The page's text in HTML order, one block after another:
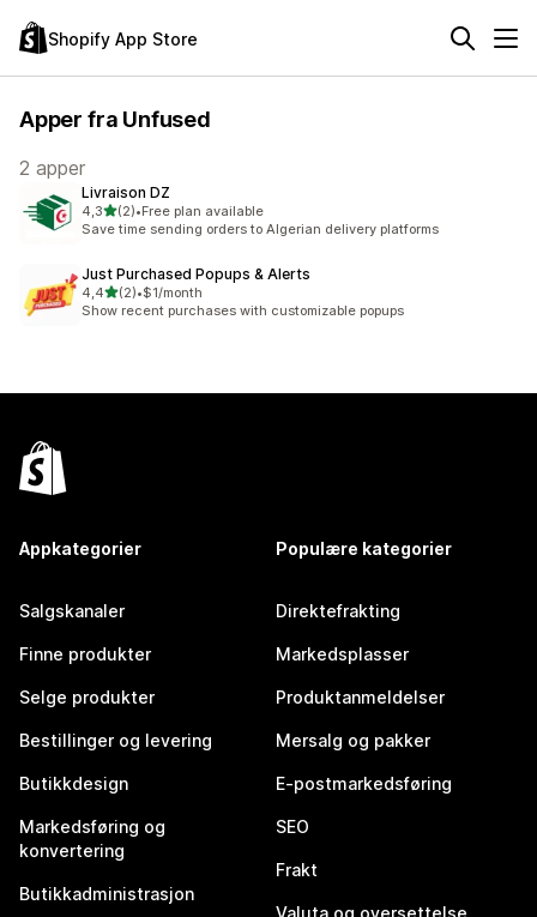
Shopify App Store
Apper fra Unfused
2 apper
Livraison DZ
4,3av 5 stjerner
(2)
Totalt 2 omtaler
•Free plan available
Save time sending orders to Algerian delivery platforms
Just Purchased Popups & Alerts
4,4av 5 stjerner
(2)
Totalt 2 omtaler
•$1/month
Show recent purchases with customizable popups
Appkategorier
Salgskanaler
Finne produkter
Selge produkter
Bestillinger og levering
Butikkdesign
Markedsføring og
konvertering
Butikkadministrasjon
Populære kategorier
Direktefrakting
Markedsplasser
Produktanmeldelser
Mersalg og pakker
E-postmarkedsføring
SEO
Frakt
Valuta og oversettelse